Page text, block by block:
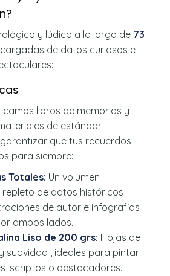
y lúdico a lo largo de 73
cargadas de datos curiosos e
libros de memorias y
de estándar
que tus recuerdos
para siempre:
Totales: Un volumen
de datos históricos
de autor e infografías
ambos lados.
Liso de 200 grs: Hojas de
suavidad , ideales para pintar
scriptos o destacadores.